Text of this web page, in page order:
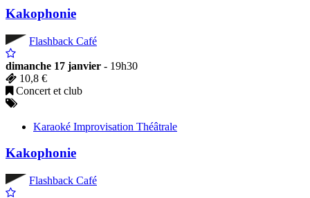
Kakophonie
Flashback Café
dimanche 17 janvier - 19h30
10,8 €
Concert et club
Karaoké Improvisation Théâtrale
Kakophonie
Flashback Café